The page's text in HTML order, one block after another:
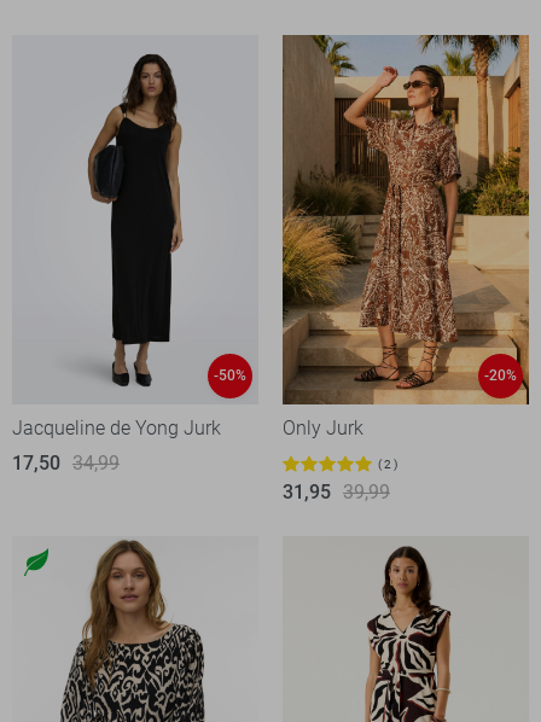
-50%
Jacqueline de Yong Jurk
17,50 34,99
-20%
Only Jurk
2
31,95 39,99